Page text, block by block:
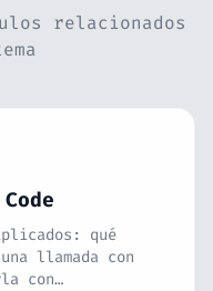
relacionados
qué
llamada con
con